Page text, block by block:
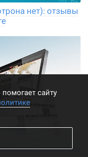
нет): отзывы
сайту